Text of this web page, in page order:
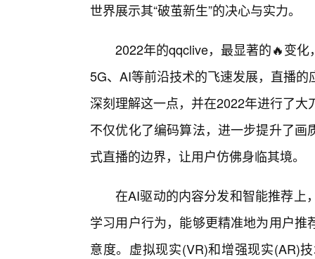
世界展示其“破茧新生”的决心与实力。
2022年的qqclive，最显著的🔥变
5G、AI等前沿技术的飞速发展，直播
深刻理解这一点，并在2022年进行了
不仅优化了编码算法，进一步提升了
式直播的边界，让用户仿佛身临其境。
在AI驱动的内容分发和智能推荐上
学习用户行为，能够更精准地为用户
意度。虚拟现实(VR)和增强现实(AR)